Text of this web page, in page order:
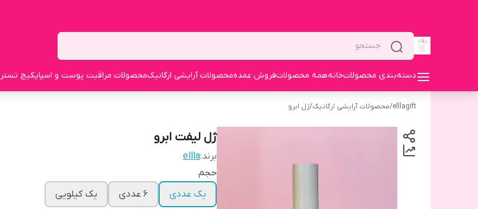
دسته‌بندی محصولاتخانههمه محصولاتفروش عمدهمحصولات آرایشی ارگانیکمحصولات مراقبت پوست و اسپاپکیج تستر
elllagift
/محصولات آرایشی ارگانیک/ژل ابرو
ژل لیفت ابرو
برند:ellla
حجم
یک عددی
6 عددی
یک کیلویی